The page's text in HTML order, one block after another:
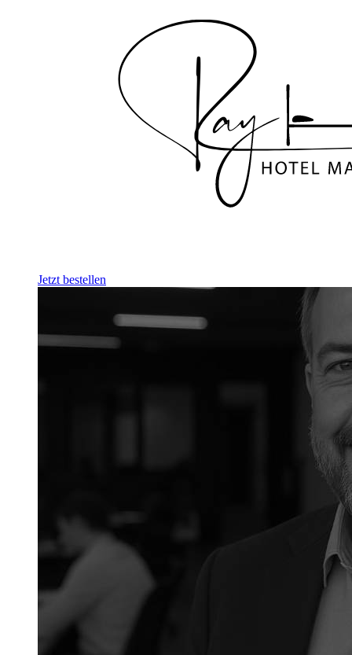
Jetzt bestellen